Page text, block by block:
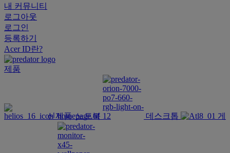
내 커뮤니티
로그아웃
로그인
등록하기
Acer ID란?
제품
신제품 노트북 데스크톱 게